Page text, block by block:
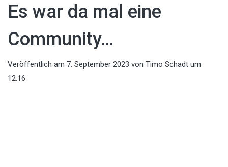
Es war da mal eine
Community…
Veröffentlich am 7. September 2023 von Timo Schadt um
12:16